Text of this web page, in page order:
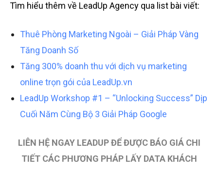
Tìm hiểu thêm về LeadUp Agency qua list bài viết:
Thuê Phòng Marketing Ngoài – Giải Pháp Vàng
Tăng Doanh Số
Tăng 300% doanh thu với dịch vụ marketing
online trọn gói của LeadUp.vn
LeadUp Workshop #1 – “Unlocking Success” Dịp
Cuối Năm Cùng Bộ 3 Giải Pháp Google
LIÊN HỆ NGAY LEADUP ĐỂ ĐƯỢC BÁO GIÁ CHI
TIẾT CÁC PHƯƠNG PHÁP LẤY DATA KHÁCH